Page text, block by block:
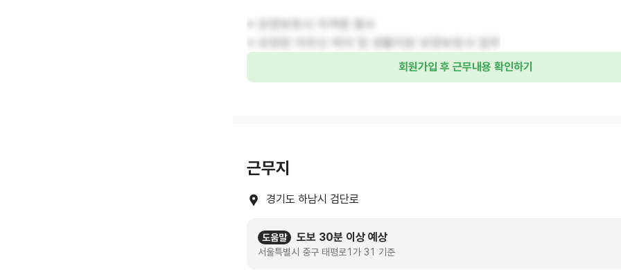
회원가입 후 근무내용 확인하기
근무지
경기도 하남시 검단로
도움말 도보 30분 이상 예상
서울특별시 중구 태평로1가 31 기준